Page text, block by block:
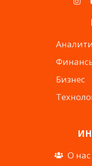
Бизнес
О нас